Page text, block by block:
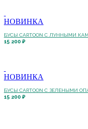
НОВИНКА
БУСЫ CARTOON С ЛУННЫМИ
15 200 ₽
НОВИНКА
БУСЫ CARTOON С ЗЕЛЕНЫМИ
15 200 ₽